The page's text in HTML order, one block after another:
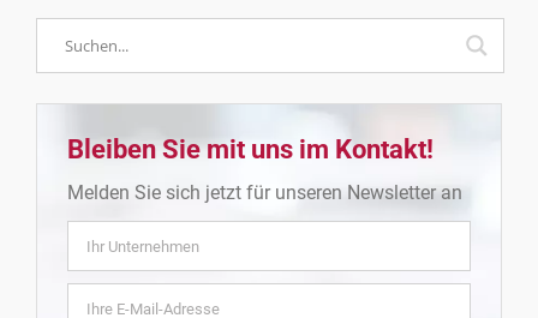
Bleiben Sie mit uns im Kontakt!
Melden Sie sich jetzt für unseren Newsletter an